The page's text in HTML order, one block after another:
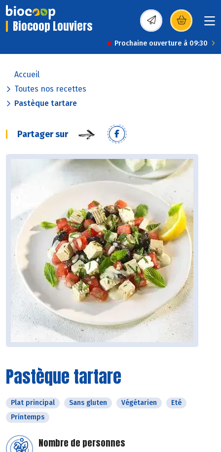
Biocoop Louviers (s’ouvre dans une
Prochaine ouverture à 09:30
Accueil
Toutes nos recettes
Pastèque tartare
Partager sur
Pastèque tartare
Plat principal Sans gluten Végétarien
Eté
Printemps
Nombre de personnes